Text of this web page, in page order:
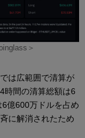
＞
は広範囲で清算が
時間の清算総額は6
億600万ドルを占め
に解消されたため